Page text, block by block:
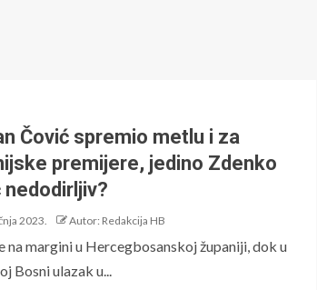
Čović spremio metlu i za
premijere, jedino Zdenko
nedodirljiv?
2023. Autor: Redakcija HB
na margini u Hercegbosanskoj županiji, dok u
Bosni ulazak u...